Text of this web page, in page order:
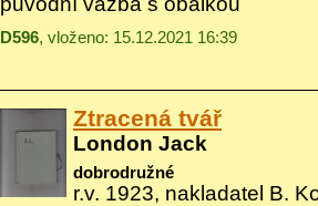
D596, vloženo: 15.12.2021 16:39
Ztracená tvář
London Jack
dobrodružné
r.v. 1923, nakladatel B.